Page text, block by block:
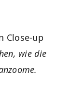
Close-up
wie die